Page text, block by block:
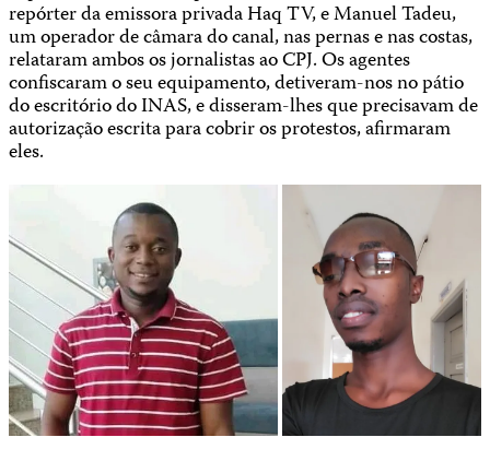
repórter da emissora privada Haq TV, e Manuel Tadeu,
um operador de câmara do canal, nas pernas e nas costas,
relataram ambos os jornalistas ao CPJ. Os agentes
confiscaram o seu equipamento, detiveram-nos no pátio
do escritório do INAS, e disseram-lhes que precisavam de
autorização escrita para cobrir os protestos, afirmaram
eles.